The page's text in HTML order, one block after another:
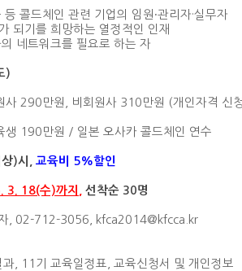
콜드체인 관련 기업의 임원∙관리자·실무자
되기를 희망하는 열정적인 인재
네트워크를 필요로 하는 자
)
사 290만원, 비회원사 310만원 (개인자격 신
생 190만원 / 일본 오사카 콜드체인 연수
)시, 교육비 5%할인
3. 18(수)까지 선착순 30명
, 02-712-3056, kfca2014@kfcca.kr
과
11기 교육일정표, 교육신청서 및 개인정보